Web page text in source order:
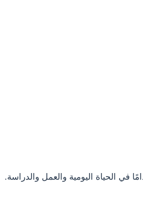
في الحياة اليومية والعمل والدراسة.